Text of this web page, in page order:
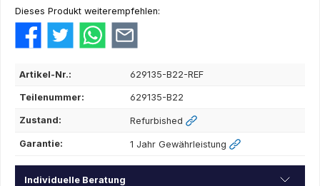
Dieses Produkt weiterempfehlen:
Artikel-Nr.: 629135-B22-REF
Teilenummer: 629135-B22
Zustand: Refurbished
Garantie: 1 Jahr Gewährleistung
Individuelle Beratung